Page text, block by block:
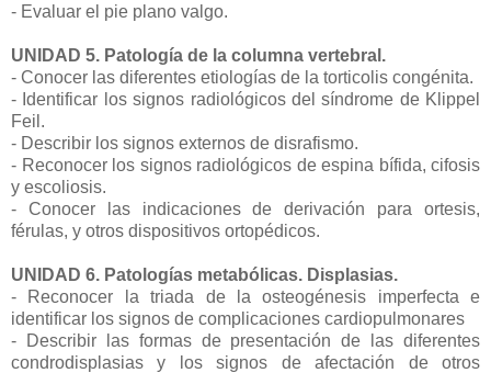
- Evaluar el pie plano valgo.
UNIDAD 5. Patología de la columna vertebral.
- Conocer las diferentes etiologías de la torticolis congénita.
- Identificar los signos radiológicos del síndrome de Klippel
Feil.
- Describir los signos externos de disrafismo.
- Reconocer los signos radiológicos de espina bífida, cifosis
y escoliosis.
- Conocer las indicaciones de derivación para ortesis,
férulas, y otros dispositivos ortopédicos.
UNIDAD 6. Patologías metabólicas. Displasias.
- Reconocer la triada de la osteogénesis imperfecta e
identificar los signos de complicaciones cardiopulmonares
- Describir las formas de presentación de las diferentes
condrodisplasias y los signos de afectación de otros